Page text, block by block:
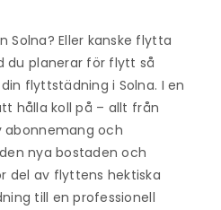
Eller kanske flytta
du planerar för flytt så
flyttstädning i Solna. I en
hålla koll på – allt från
abonnemang och
nya bostaden och
del av flyttens hektiska
till en professionell